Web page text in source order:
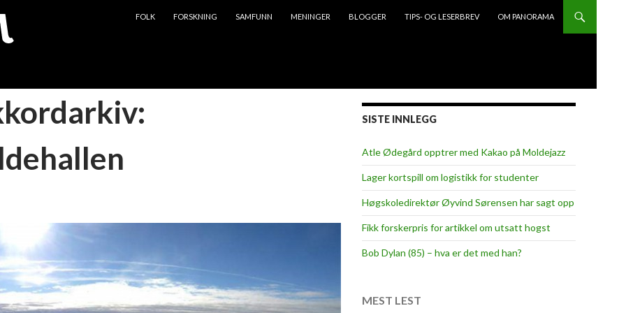
FOLK
FORSKNING SAMFUNN MENINGER BLOGGER TIPS- OG LESERBREV OM PANORAMA
SISTE INNLEGG
Atle Ødegård opptrer med Kakao på Moldejazz
Lager kortspill om logistikk for studenter
Høgskoledirektør Øyvind Sørensen har sagt opp
Fikk forskerpris for artikkel om utsatt hogst
Bob Dylan (85) – hva er det med han?
MEST LEST